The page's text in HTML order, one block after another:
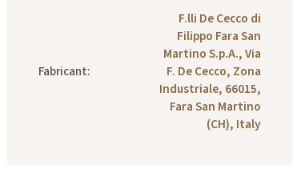
Fabricant:
F.lli De Cecco di
Filippo Fara San
Martino S.p.A., Via
F. De Cecco, Zona
Industriale, 66015,
Fara San Martino
(CH), Italy